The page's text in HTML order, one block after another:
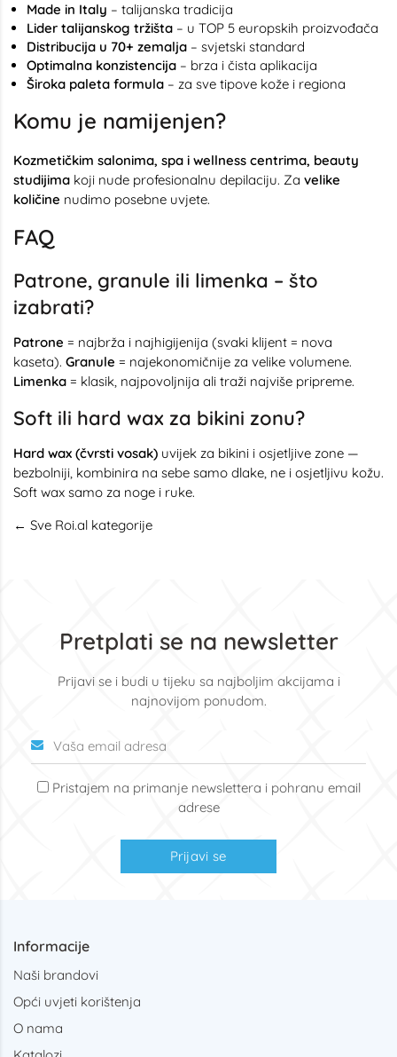
Made in Italy – talijanska tradicija
Lider talijanskog tržišta – u TOP 5 europskih proizvođača
Distribucija u 70+ zemalja – svjetski standard
Optimalna konzistencija – brza i čista aplikacija
Široka paleta formula – za sve tipove kože i regiona
Komu je namijenjen?
Kozmetičkim salonima, spa i wellness centrima, beauty
studijima koji nude profesionalnu depilaciju. Za velike
količine nudimo posebne uvjete.
FAQ
Patrone, granule ili limenka – što
izabrati?
Patrone = najbrža i najhigijenija (svaki klijent = nova
kaseta). Granule = najekonomičnije za velike volumene.
Limenka = klasik, najpovoljnija ali traži najviše pripreme.
Soft ili hard wax za bikini zonu?
Hard wax (čvrsti vosak) uvijek za bikini i osjetljive zone —
bezbolniji, kombinira na sebe samo dlake, ne i osjetljivu kožu.
Soft wax samo za noge i ruke.
← Sve Roi.al kategorije
Pretplati se na newsletter
Prijavi se i budi u tijeku sa najboljim akcijama i
najnovijom ponudom.
Pristajem na primanje newslettera i pohranu email
adrese
Prijavi se
Informacije
Naši brandovi
Opći uvjeti korištenja
O nama